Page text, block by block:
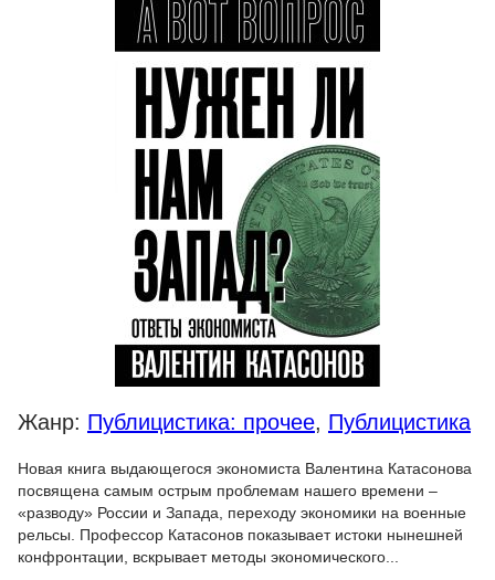
Жанр: Публицистика: прочее, Публицистика
Новая книга выдающегося экономиста Валентина Катасонова
посвящена самым острым проблемам нашего времени –
«разводу» России и Запада, переходу экономики на военные
рельсы. Профессор Катасонов показывает истоки нынешней
конфронтации, вскрывает методы экономического...